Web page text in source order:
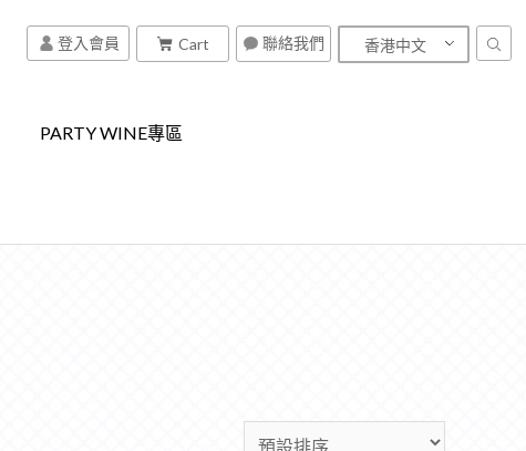
登入會員 Cart 聯絡我們 香港中文
PARTY WINE專區